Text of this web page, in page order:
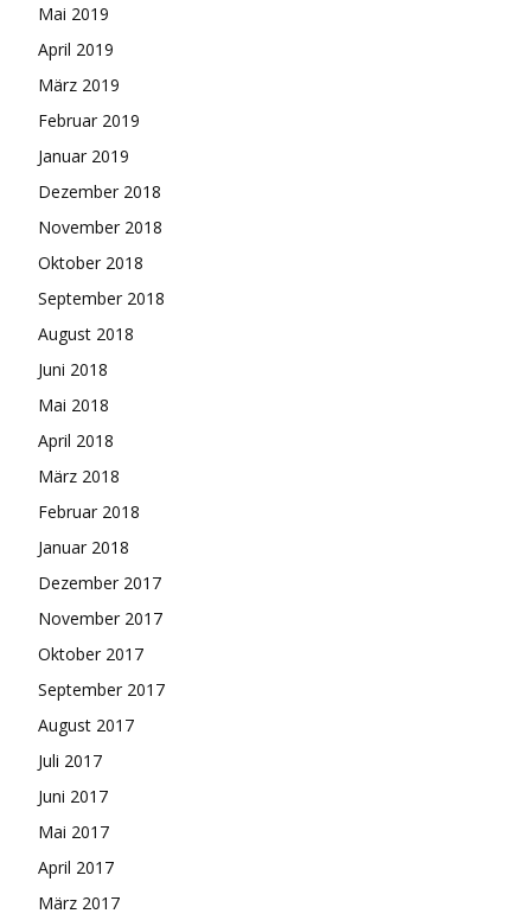
Mai 2019
April 2019
März 2019
Februar 2019
Januar 2019
Dezember 2018
November 2018
Oktober 2018
September 2018
August 2018
Juni 2018
Mai 2018
April 2018
März 2018
Februar 2018
Januar 2018
Dezember 2017
November 2017
Oktober 2017
September 2017
August 2017
Juli 2017
Juni 2017
Mai 2017
April 2017
März 2017